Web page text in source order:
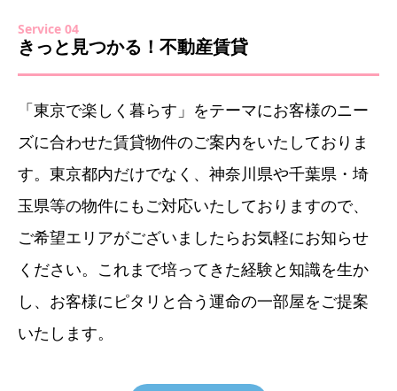
Service 04
きっと見つかる！不動産賃貸
「東京で楽しく暮らす」をテーマにお客様のニー
ズに合わせた賃貸物件のご案内をいたしておりま
す。東京都内だけでなく、神奈川県や千葉県・埼
玉県等の物件にもご対応いたしておりますので、
ご希望エリアがございましたらお気軽にお知らせ
ください。これまで培ってきた経験と知識を生か
し、お客様にピタリと合う運命の一部屋をご提案
いたします。